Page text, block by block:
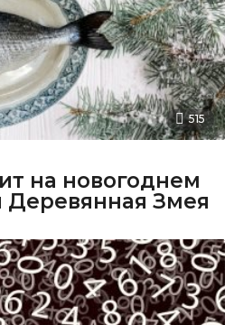
515
на новогоднем
Деревянная Змея